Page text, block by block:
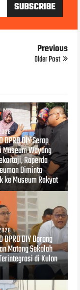
Previous
Older Post
DIY Serap
Wayang
Raperda
Diminta
ke Museum Rakyat
DIY Dorong
Matang Sekolah
di Kulon